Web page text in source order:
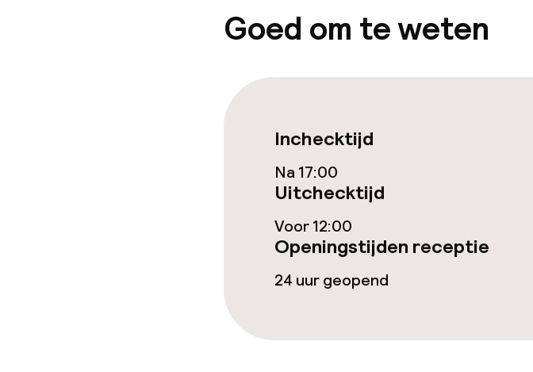
Eet- en drinkdiensten
Ontbijtbuffet
Vroeg ontbijt
Dieetopties
Goed om te weten
Inchecktijd
Na 17:00
Uitchecktijd
Voor 12:00
Openingstijden receptie
24 uur geopend